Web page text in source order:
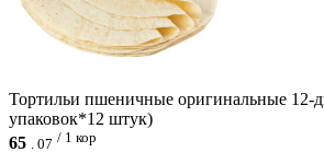
Тортильи пшеничные оригинальные 12-
упаковок*12 штук)
65 . 07 / 1 кор